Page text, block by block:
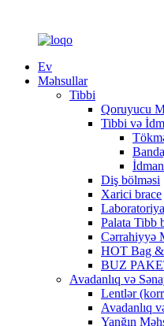
Ev
Məhsullar
Tibbi
Qoruyucu
Tibbi və
Diş bölməsi
Xarici brace
Palata Tibb
Cərrahiyyə
HOT Bag
BUZ
Avadanlıq və
Lentlər
Avadanlıq
Yanğın